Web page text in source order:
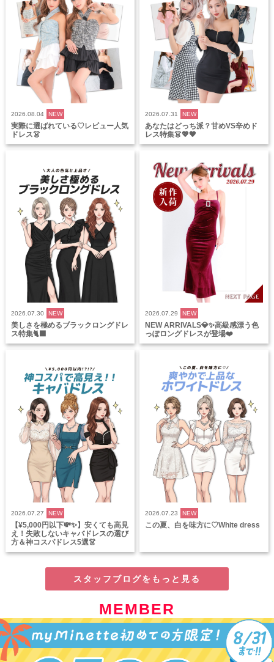
2026.08.04 NEW
実際に選ばれている♡レビュー人気
ドレス👗
2026.07.31 NEW
あなたはどっち派？甘めVS辛めド
レス特集👗💖🖤
2026.07.30 NEW
美しさを極めるブラックロングドレ
ス特集🐈‍⬛
2026.07.29 NEW
NEW ARRIVALS💎✨高級感漂う色
っぽロングドレスが登場❤️
2026.07.27 NEW
【¥5,000円以下💸✨】安くても高見
え！失敗しないキャバドレスの選び
方＆神コスパドレス5選👗
2026.07.23 NEW
この夏、白を味方に♡White dress
スタッフブログをもっと見る
MEMBER